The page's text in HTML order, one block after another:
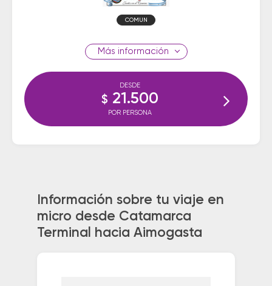
COMUN
información
DESDE
$ 21.500
POR PERSONA
Información sobre tu viaje en
micro desde Catamarca
Terminal hacia Aimogasta